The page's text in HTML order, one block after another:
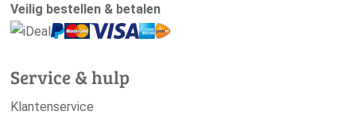
Veilig bestellen & betalen
Service & hulp
Klantenservice